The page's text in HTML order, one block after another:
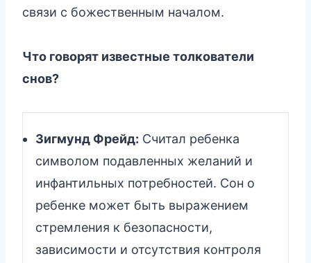
связи с божественным началом.
Что говорят известные толкователи
снов?
Зигмунд Фрейд: Считал ребенка
символом подавленных желаний и
инфантильных потребностей. Сон о
ребенке может быть выражением
стремления к безопасности,
зависимости и отсутствия контроля